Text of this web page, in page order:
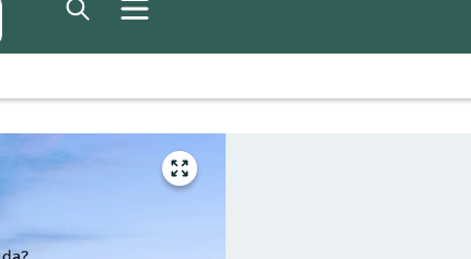
Gå
till